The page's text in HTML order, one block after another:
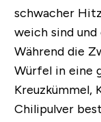
schwacher
weich sind und
Während die
Würfel in eine
Kreuzkümmel,
Chilipulver